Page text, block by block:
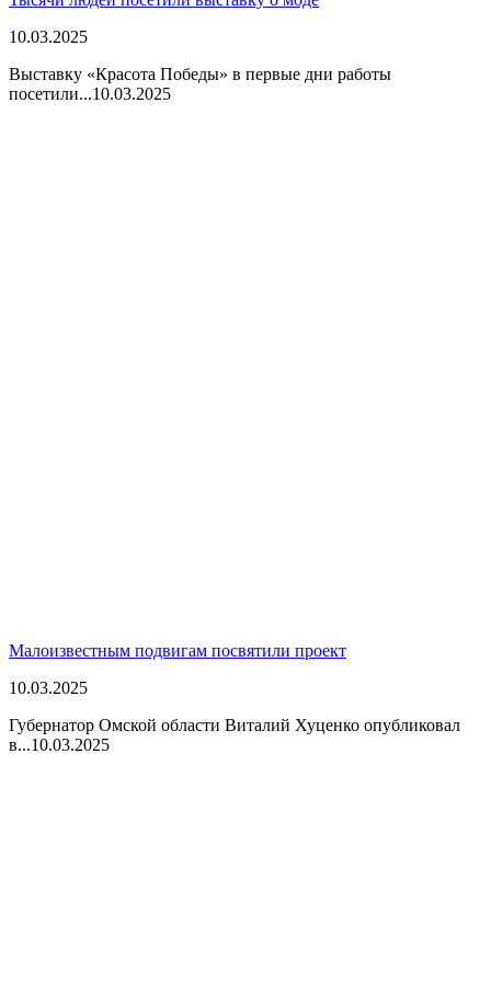
10.03.2025
Выставку «Красота Победы» в первые дни работы
посетили...10.03.2025
Малоизвестным подвигам посвятили проект
10.03.2025
Губернатор Омской области Виталий Хуценко опубликовал
в...10.03.2025